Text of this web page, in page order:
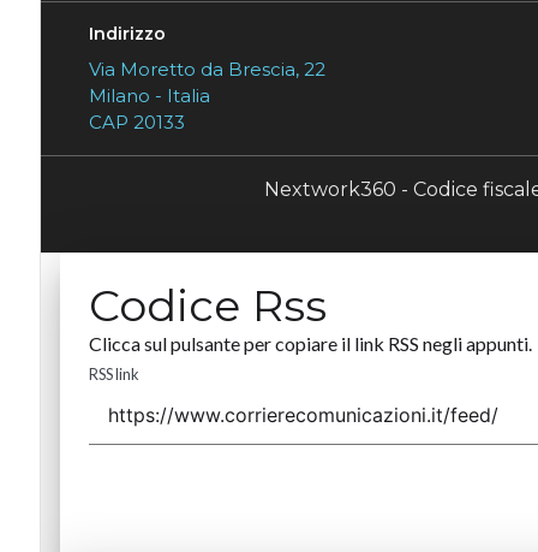
Indirizzo
Via Moretto da Brescia, 22
Milano - Italia
CAP 20133
Nextwork360 - Codice
Codice Rss
Clicca sul pulsante per copiare il link RSS negli appunti.
RSS link